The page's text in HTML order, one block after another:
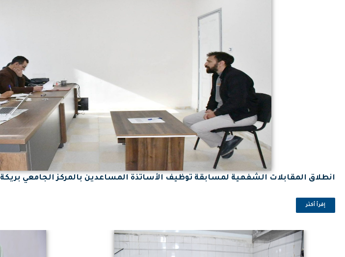
انطلاق المقابلات الشفهية لمسابقة توظيف الأساتذة المساعدين بالمركز الجامعي بريكة
إقرأ أكثر